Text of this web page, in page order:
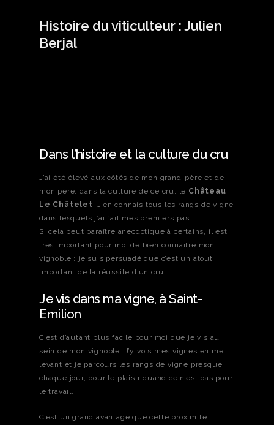
Histoire du viticulteur : Julien
Berjal
Dans l’histoire et la culture du cru
J’ai été élevé aux côtés de mon grand-père et de
mon père, dans la culture de ce cru, le Château
Le Châtelet. J’en connais tous les rangs de vigne
dans lesquels j’ai fait mes premiers pas.
Si cela peut paraître anecdotique à certains, il est
très important pour moi de bien connaître mon
vignoble ; je suis persuadé que c’est un atout
important de la réussite d’un cru.
Je vis dans ma vigne, à Saint-
Emilion
C’est d’autant plus facile pour moi que je vis au
sein de mon vignoble. J’y vois mes vignes en me
levant et je parcours les rangs de vigne presque
chaque jour, pour le plaisir quand ce n’est pas pour
le travail.
C’est un grand avantage que cette proximité.